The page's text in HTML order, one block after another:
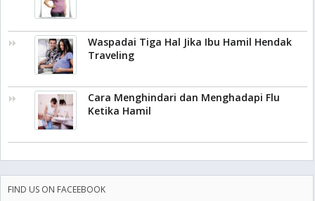
Waspadai Tiga Hal Jika Ibu Hamil Hendak
Traveling
Cara Menghindari dan Menghadapi Flu
Ketika Hamil
FIND US ON FACEEBOOK